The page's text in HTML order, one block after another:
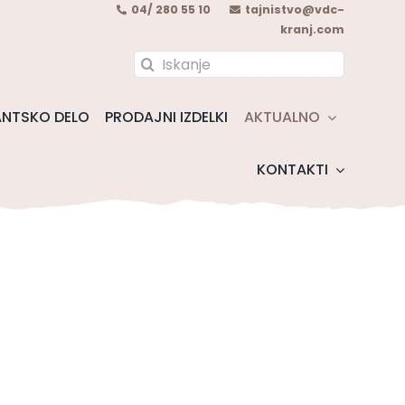
04/ 280 55 10
tajnistvo@vdc-
kranj.com
Search
DELO PRODAJNI IZDELKI AKTUALNO
KONTAKTI